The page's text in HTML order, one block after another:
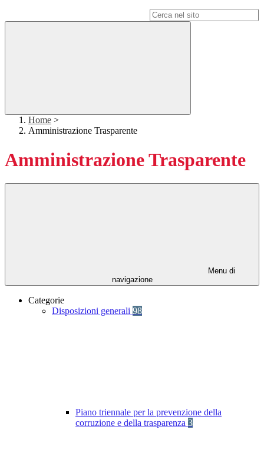
Home >
Amministrazione Trasparente
Amministrazione Trasparente
Menu di
navigazione
Categorie
Disposizioni generali 98
Piano triennale per la prevenzione della
corruzione e della trasparenza 3